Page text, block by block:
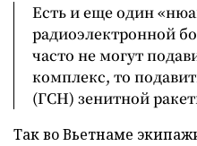
Есть и еще один
радиоэлектронной
часто не могут
комплекс, то
(ГСН) зенитной
Так во Вьетнаме